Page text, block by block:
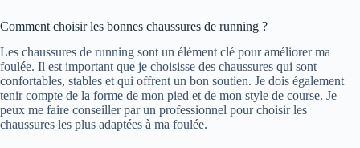
Comment choisir les bonnes chaussures de running ?
Les chaussures de running sont un élément clé pour améliorer ma
foulée. Il est important que je choisisse des chaussures qui sont
confortables, stables et qui offrent un bon soutien. Je dois également
tenir compte de la forme de mon pied et de mon style de course. Je
peux me faire conseiller par un professionnel pour choisir les
chaussures les plus adaptées à ma foulée.